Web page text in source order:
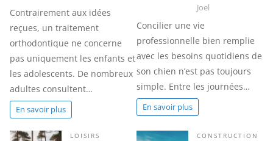
Contrairement aux idées
reçues, un traitement
orthodontique ne concerne
pas uniquement les enfants et
les adolescents. De nombreux
adultes consultent…
En savoir plus
Joel
Concilier une vie
professionnelle bien remplie
avec les besoins quotidiens de
son chien n’est pas toujours
simple. Entre les journées…
En savoir plus
LOISIRS CONSTRUCTION